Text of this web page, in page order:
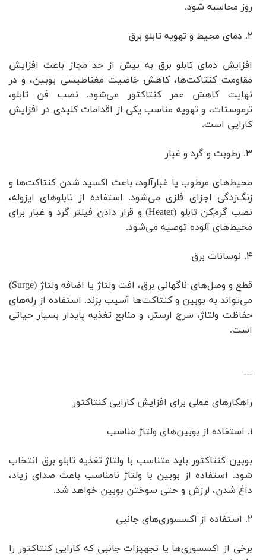
روز محاسبه شود.
۲. دمای محیط و تهویه تابلو برق
افزایش دمای تابلو برق به بیش از حد مجاز باعث افزایش
مقاومت کنتاکت‌ها، کاهش خاصیت مغناطیسی بوبین، و در
نهایت کاهش عمر کنتاکتور می‌شود. نصب فن تابلو،
ترموستات، و تهویه مناسب یکی از اقدامات کلیدی در افزایش
کارایی است.
۳. رطوبت و گرد و غبار
محیط‌های مرطوب یا غبارآلود، باعث اکسید شدن کنتاکت‌ها و
زنگ‌زدگی اجزای فلزی می‌شود. استفاده از تابلوهای ایزوله،
نصب گرم‌کن تابلو (Heater) و قرار دادن فیلتر گرد و غبار برای
محیط‌های آلوده توصیه می‌شود.
۴. نوسانات برق
قطع و وصل‌های ناگهانی برق، افت ولتاژ یا اضافه ولتاژ (Surge)
می‌تواند به بوبین و کنتاکت‌ها آسیب بزند. استفاده از رله‌های
حفاظت ولتاژ، سرج ارستر، و منابع تغذیه پایدار بسیار حیاتی
است.
---
راهکارهای عملی برای افزایش کارایی کنتاکتور
۱. استفاده از بوبین‌های ولتاژ مناسب
بوبین کنتاکتور باید متناسب با ولتاژ تغذیه تابلو برق انتخاب
شود. استفاده از بوبین با ولتاژ نامناسب باعث صدای زیاد،
داغ شدن، لرزش و حتی سوختن بوبین خواهد شد.
۲. استفاده از اکسسوری‌های جانبی
برخی از اکسسوری‌ها یا تجهیزات جانبی که کارایی کنتاکتور را